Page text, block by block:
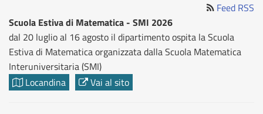
Feed RSS
Scuola Estiva di Matematica - SMI 2026
dal 20 luglio al 16 agosto il dipartimento ospita la Scuola
Estiva di Matematica organizzata dalla Scuola Matematica
Interuniversitaria (SMI)
Locandina
Vai al sito